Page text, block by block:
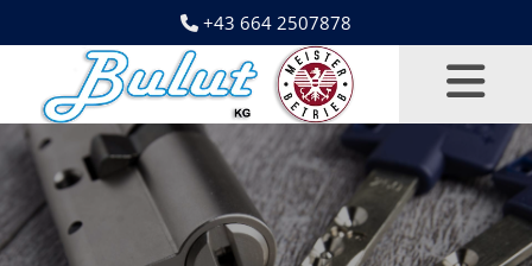
 +43 664 2507878